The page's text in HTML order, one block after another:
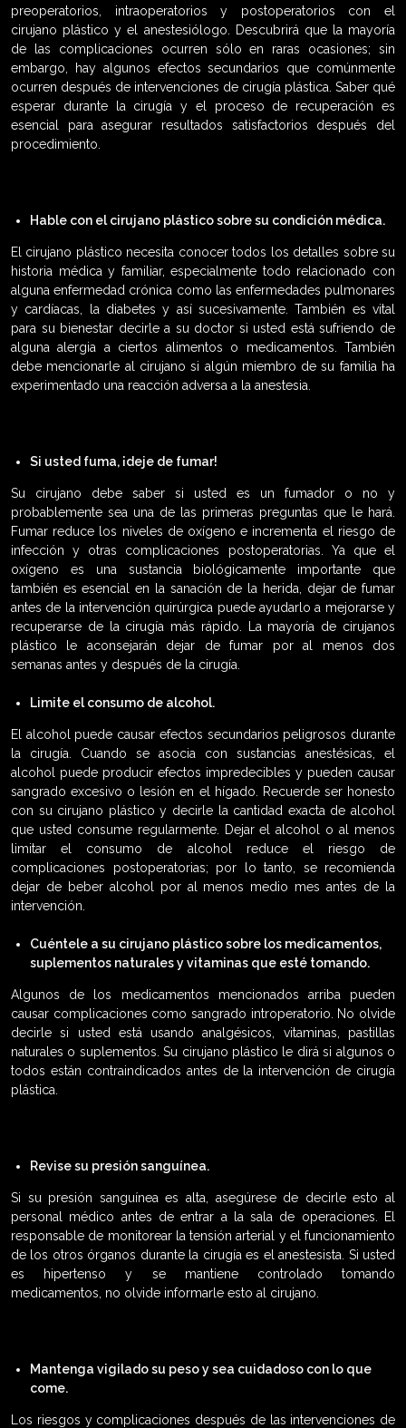
preoperatorios, intraoperatorios y postoperatorios con el
cirujano plástico y el anestesiólogo. Descubrirá que la mayoría
de las complicaciones ocurren sólo en raras ocasiones; sin
embargo, hay algunos efectos secundarios que comúnmente
ocurren después de intervenciones de cirugía plástica. Saber qué
esperar durante la cirugía y el proceso de recuperación es
esencial para asegurar resultados satisfactorios después del
procedimiento.
Hable con el cirujano plástico sobre su condición médica.
El cirujano plástico necesita conocer todos los detalles sobre su
historia médica y familiar, especialmente todo relacionado con
alguna enfermedad crónica como las enfermedades pulmonares
y cardíacas, la diabetes y así sucesivamente. También es vital
para su bienestar decirle a su doctor si usted está sufriendo de
alguna alergia a ciertos alimentos o medicamentos. También
debe mencionarle al cirujano si algún miembro de su familia ha
experimentado una reacción adversa a la anestesia.
Si usted fuma, ¡deje de fumar!
Su cirujano debe saber si usted es un fumador o no y
probablemente sea una de las primeras preguntas que le hará.
Fumar reduce los niveles de oxígeno e incrementa el riesgo de
infección y otras complicaciones postoperatorias. Ya que el
oxígeno es una sustancia biológicamente importante que
también es esencial en la sanación de la herida, dejar de fumar
antes de la intervención quirúrgica puede ayudarlo a mejorarse y
recuperarse de la cirugía más rápido. La mayoría de cirujanos
plástico le aconsejarán dejar de fumar por al menos dos
semanas antes y después de la cirugía.
Limite el consumo de alcohol.
El alcohol puede causar efectos secundarios peligrosos durante
la cirugía. Cuando se asocia con sustancias anestésicas, el
alcohol puede producir efectos impredecibles y pueden causar
sangrado excesivo o lesión en el hígado. Recuerde ser honesto
con su cirujano plástico y decirle la cantidad exacta de alcohol
que usted consume regularmente. Dejar el alcohol o al menos
limitar el consumo de alcohol reduce el riesgo de
complicaciones postoperatorias; por lo tanto, se recomienda
dejar de beber alcohol por al menos medio mes antes de la
intervención.
Cuéntele a su cirujano plástico sobre los medicamentos,
suplementos naturales y vitaminas que esté tomando.
Algunos de los medicamentos mencionados arriba pueden
causar complicaciones como sangrado introperatorio. No olvide
decirle si usted está usando analgésicos, vitaminas, pastillas
naturales o suplementos. Su cirujano plástico le dirá si algunos o
todos están contraindicados antes de la intervención de cirugía
plástica.
Revise su presión sanguínea.
Si su presión sanguínea es alta, asegúrese de decirle esto al
personal médico antes de entrar a la sala de operaciones. El
responsable de monitorear la tensión arterial y el funcionamiento
de los otros órganos durante la cirugía es el anestesista. Si usted
es hipertenso y se mantiene controlado tomando
medicamentos, no olvide informarle esto al cirujano.
Mantenga vigilado su peso y sea cuidadoso con lo que
come.
Los riesgos y complicaciones después de las intervenciones de